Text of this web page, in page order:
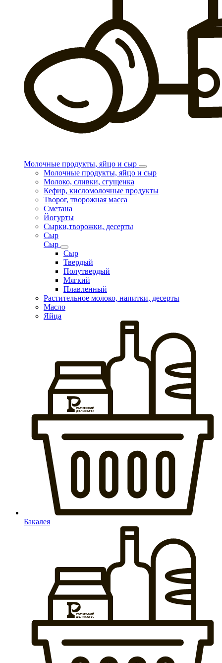
Молочные продукты, яйцо и сыр
Молочные продукты, яйцо и сыр
Молоко, сливки, сгущенка
Кефир, кисломолочные продукты
Творог, творожная масса
Сметана
Йогурты
Сырки,творожки, десерты
Сыр
Сыр
Сыр
Твердый
Полутвердый
Мягкий
Плавленный
Растительное молоко, напитки, десерты
Масло
Яйца
Бакалея